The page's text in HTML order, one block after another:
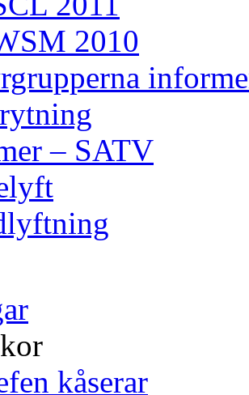
2010
– SATV
kåserar